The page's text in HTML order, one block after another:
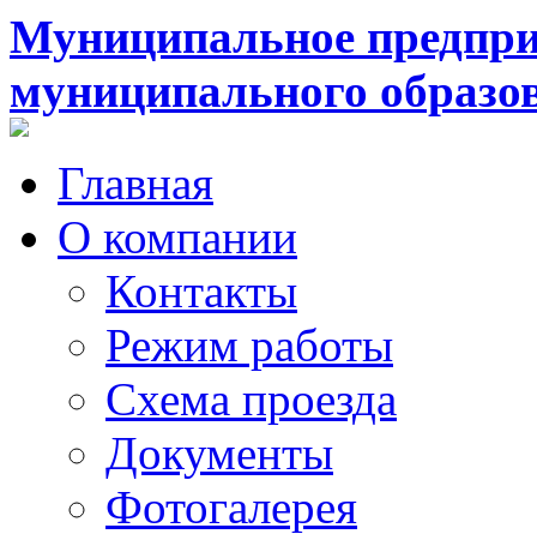
Муниципальное
муниципального
Главная
О компании
Контакты
Режим работы
Схема проезда
Документы
Фотогалерея